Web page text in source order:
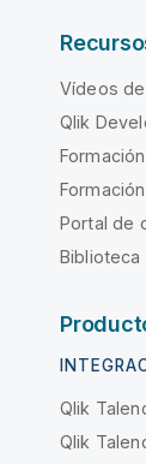
Vídeos
Qlik
Formación
Portal de
Biblioteca
Qlik
Qlik